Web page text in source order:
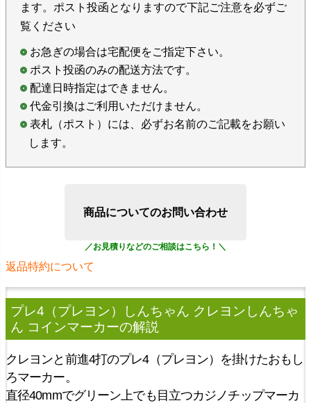
ます。ポスト投函となりますので下記ご注意を必ずご
覧ください
お急ぎの場合は宅配便をご指定下さい。
ポスト投函のみの配送方法です。
配達日時指定はできません。
代金引換はご利用いただけません。
表札（ポスト）には、必ずお名前のご記載をお願い
します。
商品についてのお問い合わせ
返品特約について
プレ4（プレヨン）しんちゃん クレヨンしんちゃ
ん コインマーカーの解説
クレヨンと前進4打のプレ4（プレヨン）を掛けたおもし
ろマーカー。
直径40mmでグリーン上でも目立つカジノチップマーカ